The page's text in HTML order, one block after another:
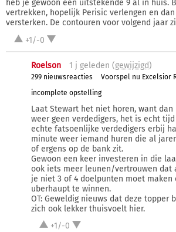
heb je gewoon een uitstekende 9 al in huis.
vertrekken, hopelijk Perisic verlengen en
versterken. De contouren voor volgend jaar
+1/-0
Roelson 1 j geleden (gewijzigd)
299 nieuwsreacties
Voorspel nu Excelsior
incomplete opstelling
Laat Stewart het niet horen, want
weer geen verdedigers, het is echt
echte fatsoenlijke verdedigers erbij
minute weer iemand huren die al
of ergens op de bank zit.
Gewoon een keer investeren in die
ook iets meer leunen/vertrouwen dat
je niet 3 of 4 doelpunten moet maken
uberhaupt te winnen.
OT: Geweldig nieuws dat deze topper
zich ook lekker thuisvoelt hier.
+1/-0